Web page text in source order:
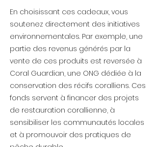
En choisissant ces cadeaux, vous
soutenez directement des initiatives
environnementales. Par exemple, une
partie des revenus générés par la
vente de ces produits est reversée à
Coral Guardian, une ONG dédiée à la
conservation des récifs coralliens​​. Ces
fonds servent à financer des projets
de restauration corallienne, à
sensibiliser les communautés locales
et à promouvoir des pratiques de